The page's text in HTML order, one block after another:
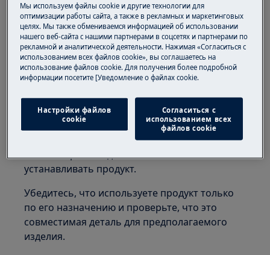
ВНИМАНИЕ!ОПАСНОСТЬ УДУШЕНИЯ
Мелкие детали не предназначены для детей
младше 3 лет. Храните все мелкие детали и
упаковку вне досягаемости детей.
Только взрослые должны использовать или
устанавливать продукт.
Убедитесь, что используете продукт только
по его назначению и проверьте, что это
совместимая деталь для предполагаемого
изделия.
Мы используем файлы cookie и другие технологии для
оптимизации работы сайта, а также в рекламных и маркетинговых
целях. Мы также обмениваемся информацией об использовании
нашего веб-сайта с нашими партнерами в соцсетях и партнерами по
рекламной и аналитической деятельности. Нажимая «Согласиться с
использованием всех файлов cookie», вы соглашаетесь на
использование файлов cookie. Для получения более подробной
информации посетите [Уведомление о файлах cookie.
Настройки файлов
cookie
Согласиться с
использованием всех
файлов cookie